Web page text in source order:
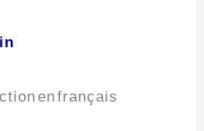
en français